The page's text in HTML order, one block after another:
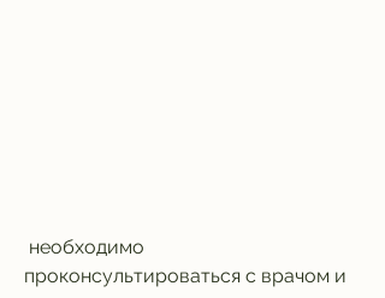
проконсультироваться с врачом и